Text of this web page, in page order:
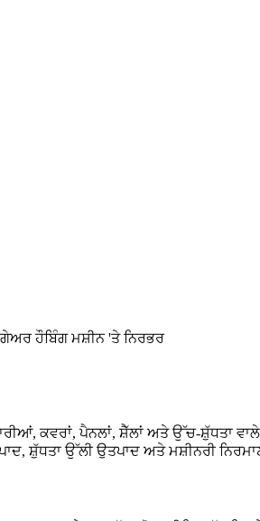
ਹੌਬਿੰਗ ਮਸ਼ੀਨ 'ਤੇ ਨਿਰਭਰ
ਕਵਰਾਂ, ਪੈਨਲਾਂ, ਸ਼ੈੱਲਾਂ ਅਤੇ ਉੱਚ-ਸ਼ੁੱਧਤਾ
ਸ਼ੁੱਧਤਾ ਉੱਲੀ ਉਤਪਾਦ ਅਤੇ ਮਸ਼ੀਨਰੀ